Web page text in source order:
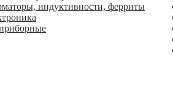
индуктивности, ферриты